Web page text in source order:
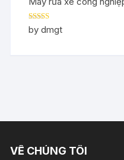
Rated5out
of 5
by dmgt
VỀ CHÚNG TÔI